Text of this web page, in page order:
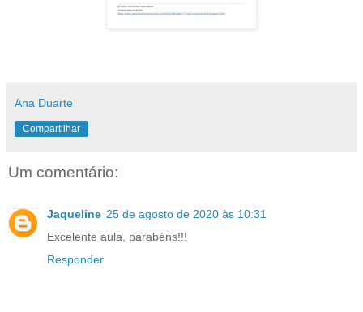
Ana Duarte
Compartilhar
Um comentário:
Jaqueline 25 de agosto de 2020 às 10:31
Excelente aula, parabéns!!!
Responder